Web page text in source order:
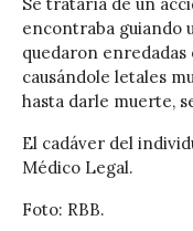
encontraba guiando
quedaron
causándole letales
hasta darle muerte,
El cadáver del
Médico Legal.
Foto: RBB.